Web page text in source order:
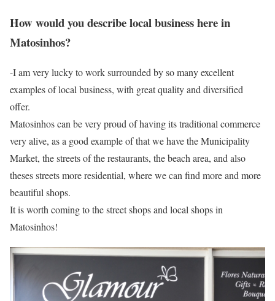
How would you describe local business here in
Matosinhos?
-I am very lucky to work surrounded by so many excellent
examples of local business, with great quality and diversified
offer.
Matosinhos can be very proud of having its traditional commerce
very alive, as a good example of that we have the Municipality
Market, the streets of the restaurants, the beach area, and also
theses streets more residential, where we can find more and more
beautiful shops.
It is worth coming to the street shops and local shops in
Matosinhos!